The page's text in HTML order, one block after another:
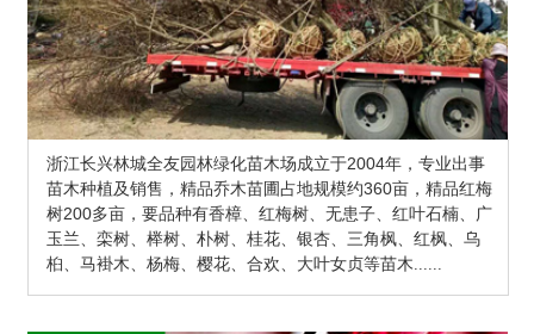
浙江长兴林城全友园林绿化苗木场成立于2004年，专业出事
苗木种植及销售，精品乔木苗圃占地规模约360亩，精品红梅
树200多亩，要品种有香樟、红梅树、无患子、红叶石楠、广
玉兰、栾树、榉树、朴树、桂花、银杏、三角枫、红枫、乌
桕、马褂木、杨梅、樱花、合欢、大叶女贞等苗木......